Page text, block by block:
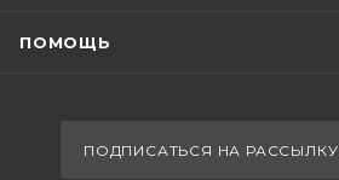
ПОМОЩЬ
ПОДПИСАТЬСЯ НА РАССЫЛКУ